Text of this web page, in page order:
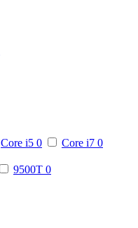
Core i5 0 Core i7 0
9500T 0